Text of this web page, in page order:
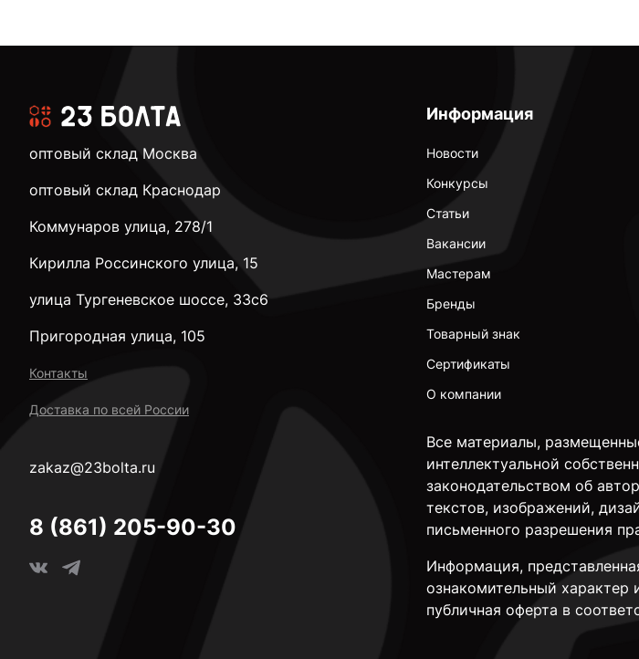
Информация
Новости
Конкурсы
Статьи
Вакансии
Мастерам
Бренды
Товарный знак
Сертификаты
О компании
Все материалы,
интеллектуальной
законодательством об
текстов, изображений,
письменного разрешения
Информация,
ознакомительный характер
публичная оферта в
оптовый склад Москва
оптовый склад Краснодар
Коммунаров улица, 278/1
Кирилла Россинского улица, 15
улица Тургеневское шоссе, 33с6
Пригородная улица, 105
Контакты
Доставка по всей России
zakaz@23bolta.ru
8 (861) 205-90-30